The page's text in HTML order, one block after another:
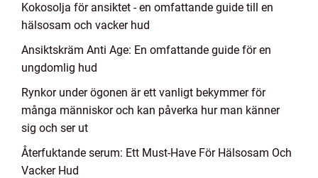
Kokosolja för ansiktet - en omfattande guide till en
hälsosam och vacker hud
Ansiktskräm Anti Age: En omfattande guide för en
ungdomlig hud
Rynkor under ögonen är ett vanligt bekymmer för
många människor och kan påverka hur man känner
sig och ser ut
Återfuktande serum: Ett Must-Have För Hälsosam Och
Vacker Hud